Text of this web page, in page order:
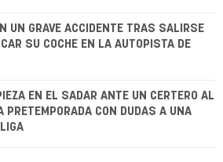
UN GRAVE ACCIDENTE TRAS SALIRSE
SU COCHE EN LA AUTOPISTA DE
EN EL SADAR ANTE UN CERTERO AL
PRETEMPORADA CON DUDAS A UNA